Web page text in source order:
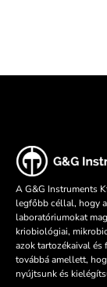
A G&G Instruments
legfőbb céllal, hogy
laboratóriumokat
kriobiológiai,
azok tartozékaival
továbbá amellett,
nyújtsunk és